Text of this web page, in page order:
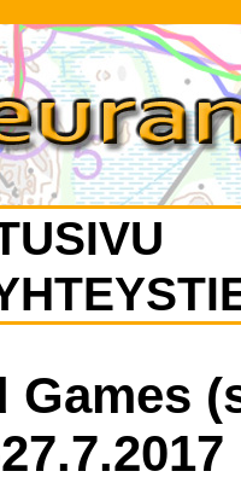
Games